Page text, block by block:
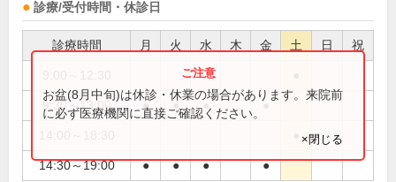
診療/受付時間・休診日
診療時間 月 火 水 木 金 土 日 祝
9:30～13:00 ● ● ● ●
14:30～19:00 ● ● ● ●
お盆(8月中旬)は休診・休業の場合があります。来院前
に必ず医療機関に直接ご確認ください。
×閉じる